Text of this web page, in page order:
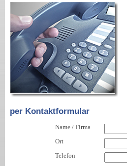
per Kontaktformular
Name / Firma
Ort
Telefon